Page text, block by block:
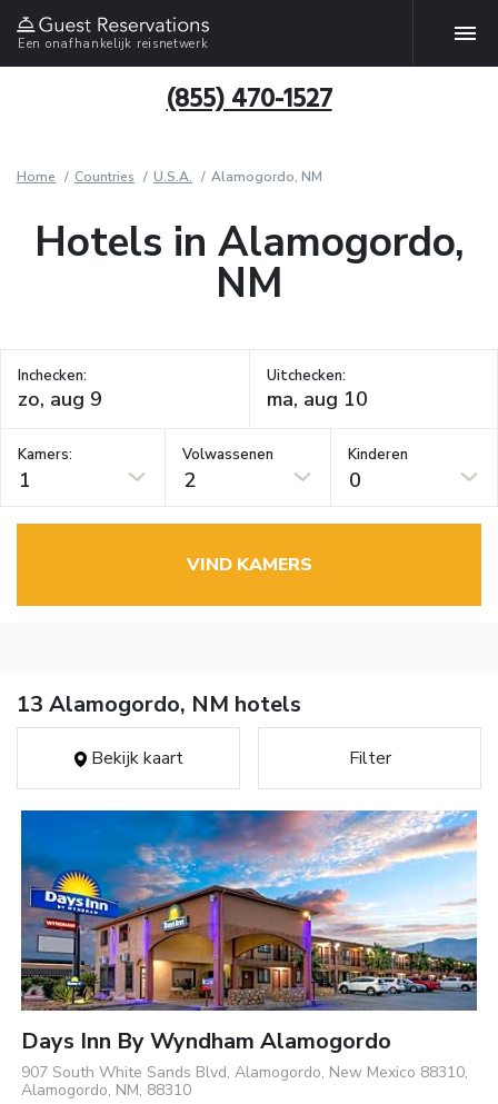
Een onafhankelijk reisnetwerk
(855) 470-1527
Home Countries U.S.A. Alamogordo, NM
Hotels in Alamogordo,
NM
Inchecken: Uitchecken:
Kamers:
1
Volwassenen
2
Kinderen
0
VIND KAMERS
13 Alamogordo, NM hotels
Bekijk kaart Filter
Days Inn By Wyndham Alamogordo
907 South White Sands Blvd, Alamogordo, New Mexico 88310,
Alamogordo, NM, 88310